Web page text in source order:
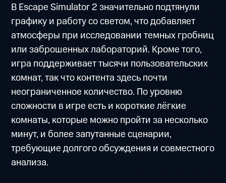
В Escape Simulator 2 значительно подтянули
графику и работу со светом, что добавляет
атмосферы при исследовании темных гробниц
или заброшенных лабораторий. Кроме того,
игра поддерживает тысячи пользовательских
комнат, так что контента здесь почти
неограниченное количество. По уровню
сложности в игре есть и короткие лёгкие
комнаты, которые можно пройти за несколько
минут, и более запутанные сценарии,
требующие долгого обсуждения и совместного
анализа.